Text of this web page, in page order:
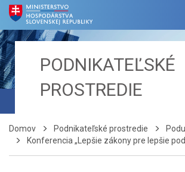
PODNIKATEĽSKÉ
PROSTREDIE
Domov Podnikateľské prostredie
Konferencia „Lepšie zákony pre lepšie